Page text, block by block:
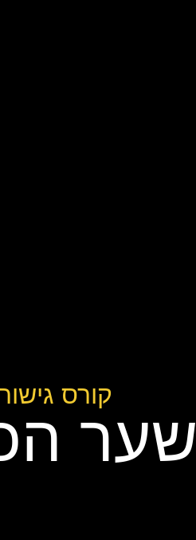
קורס גישור
שער